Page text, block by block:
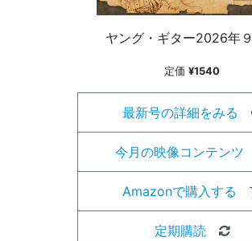
ヤング・ギター2026年
定価 ¥1540
最新号の詳細をみる
今月の映像コンテンツ
Amazonで購入する
定期購読